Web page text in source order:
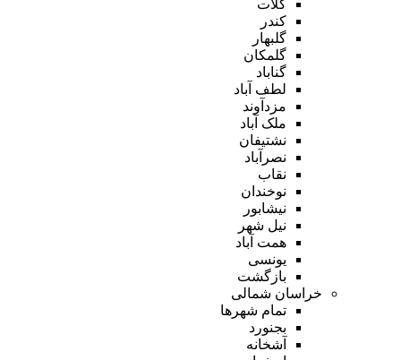
کلات
کندر
گلبهار
گلمکان
گناباد
لطف آباد
مزدآوند
ملک آباد
نشتیفان
نصرآباد
نقاب
نوخندان
نیشابور
نیل شهر
همت آباد
یونسی
بازگشت
خراسان شمالی
تمام شهر‌ها
بجنورد
آشخانه